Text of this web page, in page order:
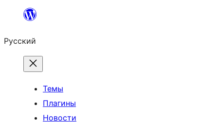
Перейти
содержимому
Русский
Темы
Плагины
Новости